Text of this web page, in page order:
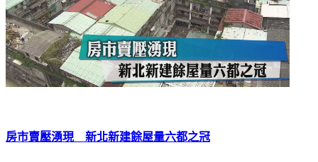
房市賣壓湧現 新北新建餘屋量六都之冠